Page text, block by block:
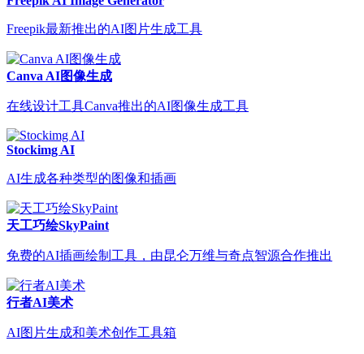
Freepik最新推出的AI图片生成工具
Canva AI图像生成
在线设计工具Canva推出的AI图像生成工具
Stockimg AI
AI生成各种类型的图像和插画
天工巧绘SkyPaint
免费的AI插画绘制工具，由昆仑万维与奇点智源合作推出
行者AI美术
AI图片生成和美术创作工具箱